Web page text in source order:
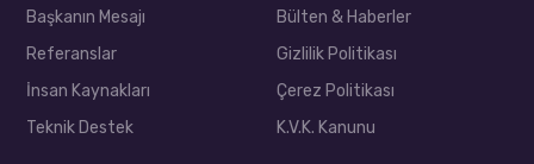
Başkanın Mesajı
Referanslar
İnsan Kaynakları
Teknik Destek
Bülten & Haberler
Gizlilik Politikası
Çerez Politikası
K.V.K. Kanunu